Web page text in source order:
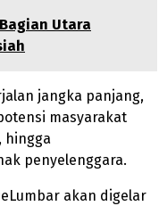
Utara
jangka panjang,
masyarakat
hingga
penyelenggara.
akan digelar